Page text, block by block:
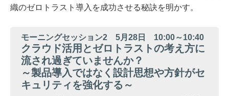
織のゼロトラスト導入を成功させる秘訣を明かす。
モーニングセッション2 5月28日 10:00～10:40
クラウド活用とゼロトラストの考え方に
流され過ぎていませんか？
～製品導入ではなく設計思想や方針がセ
キュリティを強化する～